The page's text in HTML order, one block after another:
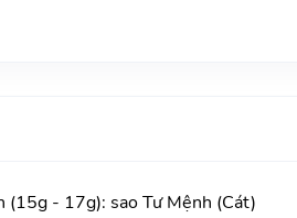
(15g - 17g): sao Tư Mệnh (Cát)